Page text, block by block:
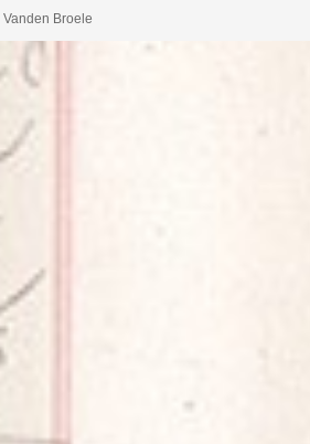
Vanden Broele